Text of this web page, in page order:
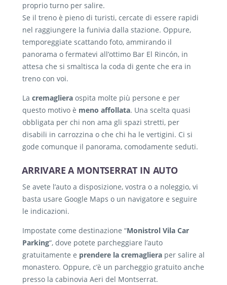
proprio turno per salire.
Se il treno è pieno di turisti, cercate di essere rapidi
nel raggiungere la funivia dalla stazione. Oppure,
temporeggiate scattando foto, ammirando il
panorama o fermatevi all’ottimo Bar El Rincón, in
attesa che si smaltisca la coda di gente che era in
treno con voi.
La cremagliera ospita molte più persone e per
questo motivo è meno affollata. Una scelta quasi
obbligata per chi non ama gli spazi stretti, per
disabili in carrozzina o che chi ha le vertigini. Ci si
gode comunque il panorama, comodamente seduti.
ARRIVARE A MONTSERRAT IN AUTO
Se avete l’auto a disposizione, vostra o a noleggio, vi
basta usare Google Maps o un navigatore e seguire
le indicazioni.
Impostate come destinazione “Monistrol Vila Car
Parking“, dove potete parcheggiare l’auto
gratuitamente e prendere la cremagliera per salire al
monastero. Oppure, c’è un parcheggio gratuito anche
presso la cabinovia Aeri del Montserrat.